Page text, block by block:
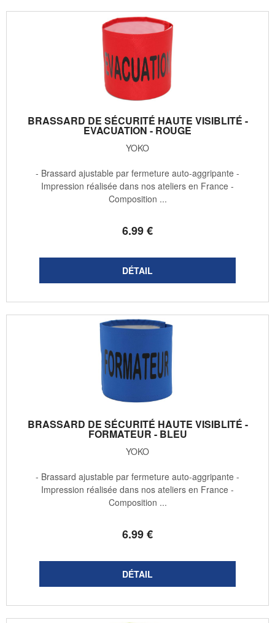
BRASSARD DE SÉCURITÉ HAUTE VISIBLITÉ -
EVACUATION - ROUGE
YOKO
6.99€
- Brassard ajustable par fermeture auto-aggripante -
Impression réalisée dans nos ateliers en France -
Composition ...
BRASSARD DE SÉCURITÉ HAUTE VISIBLITÉ -
FORMATEUR - BLEU
YOKO
6.99€
- Brassard ajustable par fermeture auto-aggripante -
Impression réalisée dans nos ateliers en France -
Composition ...